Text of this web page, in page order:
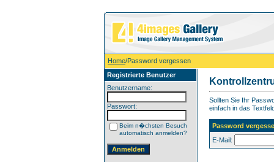
Home/Password vergessen
Registrierte Benutzer
Benutzername:
Passwort:
Beim n�chsten Besuch
automatisch anmelden?
Sollten Sie Ihr
einfach in das
Password
E-Mail: